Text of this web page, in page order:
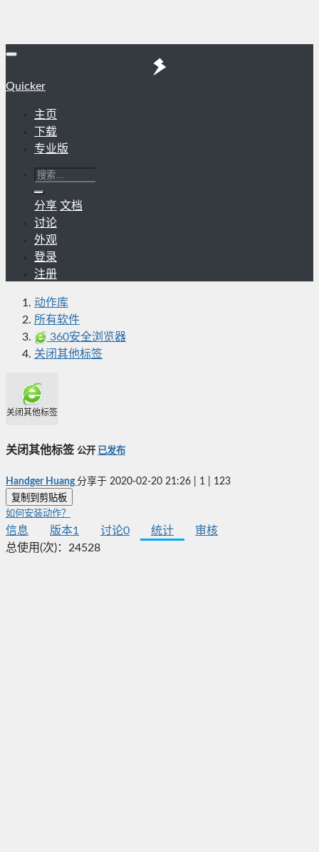
Quicker
主页
下载
专业版
分享 文档
讨论
外观
登录
注册
动作库
所有软件
360安全浏览器
关闭其他标签
关闭其他标签
关闭其他标签 公开 已发布
Handger Huang分享于 2020-02-20 21:26 1 123
复制到剪贴板
如何安装动作？
信息 版本1 讨论0 统计
审核
总使用(次)： 24528